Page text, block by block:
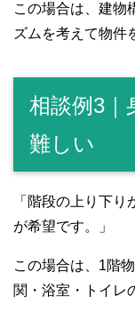
この場合は、建物
ズムを考えて物件
相談例3｜
難しい
「階段の上り下
が希望です。」
この場合は、1階
関・浴室・トイレ